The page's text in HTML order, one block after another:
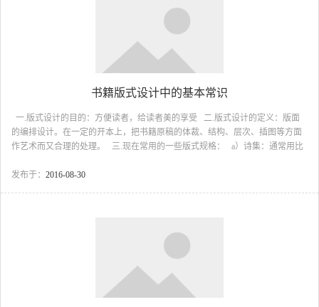
书籍版式设计中的基本常识
一.版式设计的目的：方便读者，给读者美的享受 二.版式设计的定义：版面
的编排设计。在一定的开本上，把书籍原稿的体裁、结构、层次、插图等方面
作艺术而又合理的处理。 三.现在常用的一些版式规格： a）诗集：通常用比
度 d）小字典：42开以下的尺寸，106/173mm e）科技技术书：需要较大较宽
发布于： 2016-08-30